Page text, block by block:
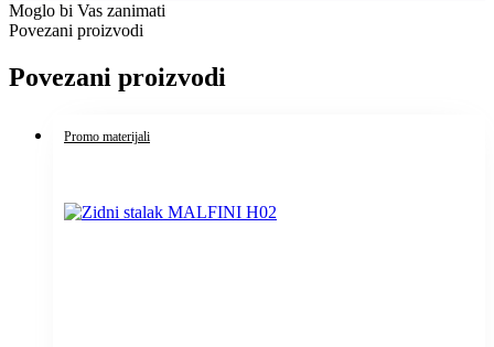
Moglo bi Vas zanimati
Povezani proizvodi
Povezani proizvodi
Promo materijali